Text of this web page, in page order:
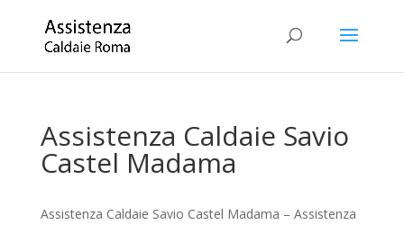
Assistenza Caldaie Savio
Castel Madama
Assistenza Caldaie Savio Castel Madama – Assistenza